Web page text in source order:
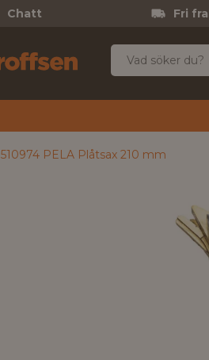
Chatt Fri
510974 PELA Plåtsax 210 mm